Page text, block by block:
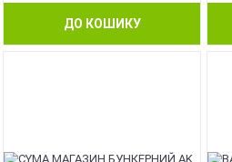
ДО КОШИКУ